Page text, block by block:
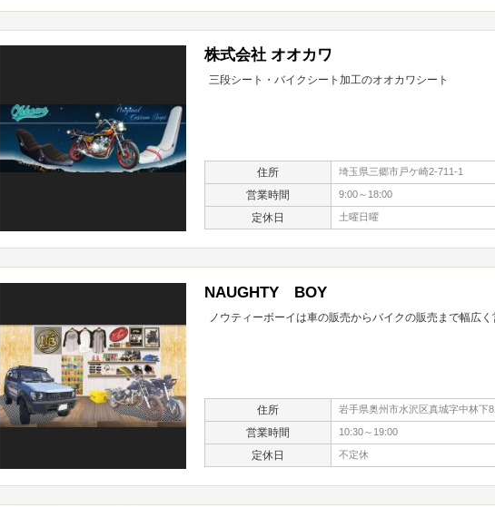
株式会社 オオカワ
三段シート・バイクシート加工のオオカワシート
住所 埼玉県三郷市戸ケ崎2-711-1
営業時間 9:00～18:00
定休日 土曜日曜
NAUGHTY BOY
ノウティーボーイは車の販売からバイクの販売まで幅広く
住所 岩手県奥州市水沢区真城字中林下
営業時間 10:30～19:00
定休日 不定休